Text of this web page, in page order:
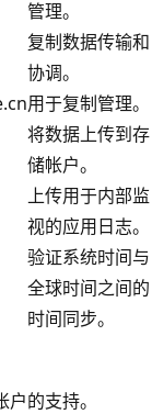
管理。
复制数据传输和
协调。
用于复制管理。
将数据上传到存
储帐户。
上传用于内部监
视的应用日志。
验证系统时间与
全球时间之间的
时间同步。
的支持。